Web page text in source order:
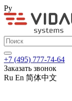
Ру
+7 (495) 777-74-64
Заказать звонок
Ru En 简体中文